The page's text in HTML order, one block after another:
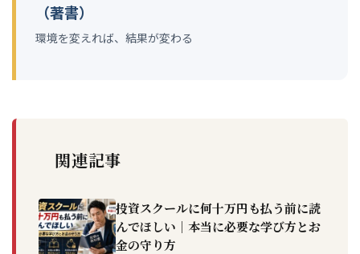
（著書）
環境を変えれば、結果が変わる
関連記事
投資スクールに何十万円も払う前に読
んでほしい｜本当に必要な学び方とお
金の守り方